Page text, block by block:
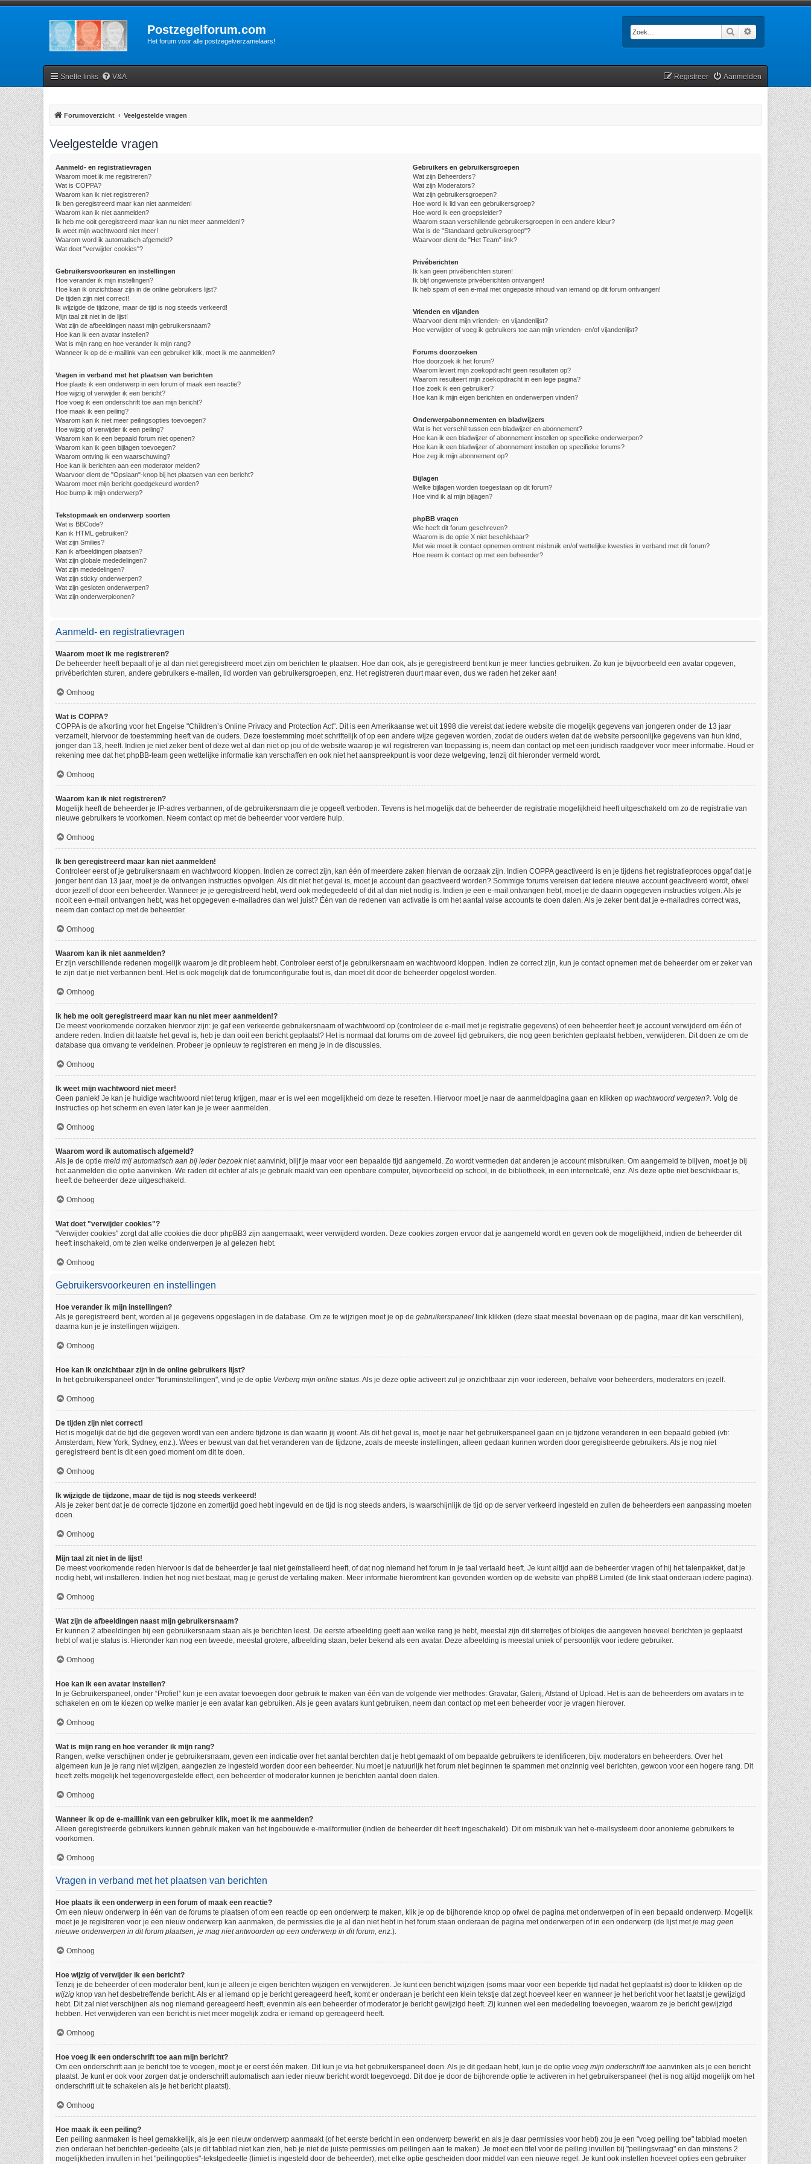
Postzegelforum.com
Het forum voor alle postzegelverzamelaars!
Zoek
Snelle links V&A Aanmelden
Registreer
Forumoverzicht Veelgestelde vragen
Veelgestelde vragen
Aanmeld- en registratievragen
Waarom moet ik me registreren?
Wat is COPPA?
Waarom kan ik niet registreren?
Ik ben geregistreerd maar kan niet aanmelden!
Waarom kan ik niet aanmelden?
Ik heb me ooit geregistreerd maar kan nu niet meer aanmelden!?
Ik weet mijn wachtwoord niet meer!
Waarom word ik automatisch afgemeld?
Wat doet "verwijder cookies"?
Gebruikersvoorkeuren en instellingen
Hoe verander ik mijn instellingen?
Hoe kan ik onzichtbaar zijn in de online gebruikers lijst?
De tijden zijn niet correct!
Ik wijzigde de tijdzone, maar de tijd is nog steeds verkeerd!
Mijn taal zit niet in de lijst!
Wat zijn de afbeeldingen naast mijn gebruikersnaam?
Hoe kan ik een avatar instellen?
Wat is mijn rang en hoe verander ik mijn rang?
Wanneer ik op de e-maillink van een gebruiker klik, moet ik me aanmelden?
Vragen in verband met het plaatsen van berichten
Hoe plaats ik een onderwerp in een forum of maak een reactie?
Hoe wijzig of verwijder ik een bericht?
Hoe voeg ik een onderschrift toe aan mijn bericht?
Hoe maak ik een peiling?
Waarom kan ik niet meer peilingsopties toevoegen?
Hoe wijzig of verwijder ik een peiling?
Waarom kan ik een bepaald forum niet openen?
Waarom kan ik geen bijlagen toevoegen?
Waarom ontving ik een waarschuwing?
Hoe kan ik berichten aan een moderator melden?
Waarvoor dient de "Opslaan"-knop bij het plaatsen van een bericht?
Waarom moet mijn bericht goedgekeurd worden?
Hoe bump ik mijn onderwerp?
Tekstopmaak en onderwerp soorten
Wat is BBCode?
Kan ik HTML gebruiken?
Wat zijn Smilies?
Kan ik afbeeldingen plaatsen?
Wat zijn globale mededelingen?
Wat zijn mededelingen?
Wat zijn sticky onderwerpen?
Wat zijn gesloten onderwerpen?
Wat zijn onderwerpiconen?
Gebruikers en gebruikersgroepen
Wat zijn Beheerders?
Wat zijn Moderators?
Wat zijn gebruikersgroepen?
Hoe word ik lid van een gebruikersgroep?
Hoe word ik een groepsleider?
Waarom staan verschillende gebruikersgroepen in een andere kleur?
Wat is de "Standaard gebruikersgroep"?
Waarvoor dient de "Het Team"-link?
Privéberichten
Ik kan geen privéberichten sturen!
Ik blijf ongewenste privéberichten ontvangen!
Ik heb spam of een e-mail met ongepaste inhoud van iemand op dit forum ontvangen!
Vrienden en vijanden
Waarvoor dient mijn vrienden- en vijandenlijst?
Hoe verwijder of voeg ik gebruikers toe aan mijn vrienden- en/of vijandenlijst?
Forums doorzoeken
Hoe doorzoek ik het forum?
Waarom levert mijn zoekopdracht geen resultaten op?
Waarom resulteert mijn zoekopdracht in een lege pagina?
Hoe zoek ik een gebruiker?
Hoe kan ik mijn eigen berichten en onderwerpen vinden?
Onderwerpabonnementen en bladwijzers
Wat is het verschil tussen een bladwijzer en abonnement?
Hoe kan ik een bladwijzer of abonnement instellen op specifieke onderwerpen?
Hoe kan ik een bladwijzer of abonnement instellen op specifieke forums?
Hoe zeg ik mijn abonnement op?
Bijlagen
Welke bijlagen worden toegestaan op dit forum?
Hoe vind ik al mijn bijlagen?
phpBB vragen
Wie heeft dit forum geschreven?
Waarom is de optie X niet beschikbaar?
Met wie moet ik contact opnemen omtrent misbruik en/of wettelijke kwesties in verband met dit forum?
Hoe neem ik contact op met een beheerder?
Aanmeld- en registratievragen
Waarom moet ik me registreren?
De beheerder heeft bepaalt of je al dan niet geregistreerd moet zijn om berichten te plaatsen. Hoe dan ook, als je geregistreerd bent kun je meer functies gebruiken. Zo kun je bijvoorbeeld een avatar opgeven,
privéberichten sturen, andere gebruikers e-mailen, lid worden van gebruikersgroepen, enz. Het registreren duurt maar even, dus we raden het zeker aan!
Omhoog
Wat is COPPA?
COPPA is de afkorting voor het Engelse "Children’s Online Privacy and Protection Act". Dit is een Amerikaanse wet uit 1998 die vereist dat iedere website die mogelijk gegevens van jongeren onder de 13 jaar
verzamelt, hiervoor de toestemming heeft van de ouders. Deze toestemming moet schriftelijk of op een andere wijze gegeven worden, zodat de ouders weten dat de website persoonlijke gegevens van hun kind,
jonger dan 13, heeft. Indien je niet zeker bent of deze wet al dan niet op jou of de website waarop je wil registreren van toepassing is, neem dan contact op met een juridisch raadgever voor meer informatie. Houd er
rekening mee dat het phpBB-team geen wettelijke informatie kan verschaffen en ook niet het aanspreekpunt is voor deze wetgeving, tenzij dit hieronder vermeld wordt.
Omhoog
Waarom kan ik niet registreren?
Mogelijk heeft de beheerder je IP-adres verbannen, of de gebruikersnaam die je opgeeft verboden. Tevens is het mogelijk dat de beheerder de registratie mogelijkheid heeft uitgeschakeld om zo de registratie van
nieuwe gebruikers te voorkomen. Neem contact op met de beheerder voor verdere hulp.
Omhoog
Ik ben geregistreerd maar kan niet aanmelden!
Controleer eerst of je gebruikersnaam en wachtwoord kloppen. Indien ze correct zijn, kan één of meerdere zaken hiervan de oorzaak zijn. Indien COPPA geactiveerd is en je tijdens het registratieproces opgaf dat je
jonger bent dan 13 jaar, moet je de ontvangen instructies opvolgen. Als dit niet het geval is, moet je account dan geactiveerd worden? Sommige forums vereisen dat iedere nieuwe account geactiveerd wordt, ofwel
door jezelf of door een beheerder. Wanneer je je geregistreerd hebt, werd ook medegedeeld of dit al dan niet nodig is. Indien je een e-mail ontvangen hebt, moet je de daarin opgegeven instructies volgen. Als je
nooit een e-mail ontvangen hebt, was het opgegeven e-mailadres dan wel juist? Één van de redenen van activatie is om het aantal valse accounts te doen dalen. Als je zeker bent dat je e-mailadres correct was,
neem dan contact op met de beheerder.
Omhoog
Waarom kan ik niet aanmelden?
Er zijn verschillende redenen mogelijk waarom je dit probleem hebt. Controleer eerst of je gebruikersnaam en wachtwoord kloppen. Indien ze correct zijn, kun je contact opnemen met de beheerder om er zeker van
te zijn dat je niet verbannen bent. Het is ook mogelijk dat de forumconfiguratie fout is, dan moet dit door de beheerder opgelost worden.
Omhoog
Ik heb me ooit geregistreerd maar kan nu niet meer aanmelden!?
De meest voorkomende oorzaken hiervoor zijn: je gaf een verkeerde gebruikersnaam of wachtwoord op (controleer de e-mail met je registratie gegevens) of een beheerder heeft je account verwijderd om één of
andere reden. Indien dit laatste het geval is, heb je dan ooit een bericht geplaatst? Het is normaal dat forums om de zoveel tijd gebruikers, die nog geen berichten geplaatst hebben, verwijderen. Dit doen ze om de
database qua omvang te verkleinen. Probeer je opnieuw te registreren en meng je in de discussies.
Omhoog
Ik weet mijn wachtwoord niet meer!
Geen paniek! Je kan je huidige wachtwoord niet terug krijgen, maar er is wel een mogelijkheid om deze te resetten. Hiervoor moet je naar de aanmeldpagina gaan en klikken op wachtwoord vergeten?. Volg de
instructies op het scherm en even later kan je je weer aanmelden.
Omhoog
Waarom word ik automatisch afgemeld?
Als je de optie meld mij automatisch aan bij ieder bezoekniet aanvinkt, blijf je maar voor een bepaalde tijd aangemeld. Zo wordt vermeden dat anderen je account misbruiken. Om aangemeld te blijven, moet je bij
het aanmelden die optie aanvinken. We raden dit echter af als je gebruik maakt van een openbare computer, bijvoorbeeld op school, in de bibliotheek, in een internetcafé, enz. Als deze optie niet beschikbaar is,
heeft de beheerder deze uitgeschakeld.
Omhoog
Wat doet "verwijder cookies"?
"Verwijder cookies" zorgt dat alle cookies die door phpBB3 zijn aangemaakt, weer verwijderd worden. Deze cookies zorgen ervoor dat je aangemeld wordt en geven ook de mogelijkheid, indien de beheerder dit
heeft inschakeld, om te zien welke onderwerpen je al gelezen hebt.
Omhoog
Gebruikersvoorkeuren en instellingen
Hoe verander ik mijn instellingen?
Als je geregistreerd bent, worden al je gegevens opgeslagen in de database. Om ze te wijzigen moet je op de gebruikerspaneel link klikken (deze staat meestal bovenaan op de pagina, maar dit kan verschillen),
daarna kun je je instellingen wijzigen.
Omhoog
Hoe kan ik onzichtbaar zijn in de online gebruikers lijst?
In het gebruikerspaneel onder "foruminstellingen", vind je de optie Verberg mijn online status. Als je deze optie activeert zul je onzichtbaar zijn voor iedereen, behalve voor beheerders, moderators en jezelf.
Omhoog
De tijden zijn niet correct!
Het is mogelijk dat de tijd die gegeven wordt van een andere tijdzone is dan waarin jij woont. Als dit het geval is, moet je naar het gebruikerspaneel gaan en je tijdzone veranderen in een bepaald gebied (vb:
Amsterdam, New York, Sydney, enz.). Wees er bewust van dat het veranderen van de tijdzone, zoals de meeste instellingen, alleen gedaan kunnen worden door geregistreerde gebruikers. Als je nog niet
geregistreerd bent is dit een goed moment om dit te doen.
Omhoog
Ik wijzigde de tijdzone, maar de tijd is nog steeds verkeerd!
Als je zeker bent dat je de correcte tijdzone en zomertijd goed hebt ingevuld en de tijd is nog steeds anders, is waarschijnlijk de tijd op de server verkeerd ingesteld en zullen de beheerders een aanpassing moeten
doen.
Omhoog
Mijn taal zit niet in de lijst!
De meest voorkomende reden hiervoor is dat de beheerder je taal niet geïnstalleerd heeft, of dat nog niemand het forum in je taal vertaald heeft. Je kunt altijd aan de beheerder vragen of hij het talenpakket, dat je
nodig hebt, wil installeren. Indien het nog niet bestaat, mag je gerust de vertaling maken. Meer informatie hieromtrent kan gevonden worden op de website van phpBB Limited (de link staat onderaan iedere pagina).
Omhoog
Wat zijn de afbeeldingen naast mijn gebruikersnaam?
Er kunnen 2 afbeeldingen bij een gebruikersnaam staan als je berichten leest. De eerste afbeelding geeft aan welke rang je hebt, meestal zijn dit sterretjes of blokjes die aangeven hoeveel berichten je geplaatst
hebt of wat je status is. Hieronder kan nog een tweede, meestal grotere, afbeelding staan, beter bekend als een avatar. Deze afbeelding is meestal uniek of persoonlijk voor iedere gebruiker.
Omhoog
Hoe kan ik een avatar instellen?
In je Gebruikerspaneel, onder “Profiel” kun je een avatar toevoegen door gebruik te maken van één van de volgende vier methodes: Gravatar, Galerij, Afstand of Upload. Het is aan de beheerders om avatars in te
schakelen en om te kiezen op welke manier je een avatar kan gebruiken. Als je geen avatars kunt gebruiken, neem dan contact op met een beheerder voor je vragen hierover.
Omhoog
Wat is mijn rang en hoe verander ik mijn rang?
Rangen, welke verschijnen onder je gebruikersnaam, geven een indicatie over het aantal berchten dat je hebt gemaakt of om bepaalde gebruikers te identificeren, bijv. moderators en beheerders. Over het
algemeen kun je je rang niet wijzigen, aangezien ze ingesteld worden door een beheerder. Nu moet je natuurlijk het forum niet beginnen te spammen met onzinnig veel berichten, gewoon voor een hogere rang. Dit
heeft zelfs mogelijk het tegenovergestelde effect, een beheerder of moderator kunnen je berichten aantal doen dalen.
Omhoog
Wanneer ik op de e-maillink van een gebruiker klik, moet ik me aanmelden?
Alleen geregistreerde gebruikers kunnen gebruik maken van het ingebouwde e-mailformulier (indien de beheerder dit heeft ingeschakeld). Dit om misbruik van het e-mailsysteem door anonieme gebruikers te
voorkomen.
Omhoog
Vragen in verband met het plaatsen van berichten
Hoe plaats ik een onderwerp in een forum of maak een reactie?
Om een nieuw onderwerp in één van de forums te plaatsen of om een reactie op een onderwerp te maken, klik je op de bijhorende knop op ofwel de pagina met onderwerpen of in een bepaald onderwerp. Mogelijk
moet je je registreren voor je een nieuw onderwerp kan aanmaken, de permissies die je al dan niet hebt in het forum staan onderaan de pagina met onderwerpen of in een onderwerp (de lijst metje mag geen
nieuwe onderwerpen in dit forum plaatsen, je mag niet antwoorden op een onderwerp in dit forum, enz.).
Omhoog
Hoe wijzig of verwijder ik een bericht?
Tenzij je de beheerder of een moderator bent, kun je alleen je eigen berichten wijzigen en verwijderen. Je kunt een bericht wijzigen (soms maar voor een beperkte tijd nadat het geplaatst is) door te klikken op de
wijzig knop van het desbetreffende bericht. Als er al iemand op je bericht gereageerd heeft, komt er onderaan je bericht een klein tekstje dat zegt hoeveel keer en wanneer je het bericht voor het laatst je gewijzigd
hebt. Dit zal niet verschijnen als nog niemand gereageerd heeft, evenmin als een beheerder of moderator je bericht gewijzigd heeft. Zij kunnen wel een mededeling toevoegen, waarom ze je bericht gewijzigd
hebben. Het verwijderen van een bericht is niet meer mogelijk zodra er iemand op gereageerd heeft.
Omhoog
Hoe voeg ik een onderschrift toe aan mijn bericht?
Om een onderschrift aan je bericht toe te voegen, moet je er eerst één maken. Dit kun je via het gebruikerspaneel doen. Als je dit gedaan hebt, kun je de optie voeg mijn onderschrift toe aanvinken als je een bericht
plaatst. Je kunt er ook voor zorgen dat je onderschrift automatisch aan ieder nieuw bericht wordt toegevoegd. Dit doe je door de bijhorende optie te activeren in het gebruikerspaneel (het is nog altijd mogelijk om het
onderschrift uit te schakelen als je het bericht plaatst).
Omhoog
Hoe maak ik een peiling?
Een peiling aanmaken is heel gemakkelijk, als je een nieuw onderwerp aanmaakt (of het eerste bericht in een onderwerp bewerkt en als je daar permissies voor hebt) zou je een "voeg peiling toe" tabblad moeten
zien onderaan het berichten-gedeelte (als je dit tabblad niet kan zien, heb je niet de juiste permissies om peilingen aan te maken). Je moet een titel voor de peiling invullen bij "peilingsvraag" en dan minstens 2
mogelijkheden invullen in het "peilingopties"-tekstgedeelte (limiet is ingesteld door de beheerder), met elke optie gescheiden door middel van een nieuwe regel. Je kunt ook instellen hoeveel opties een gebruiker